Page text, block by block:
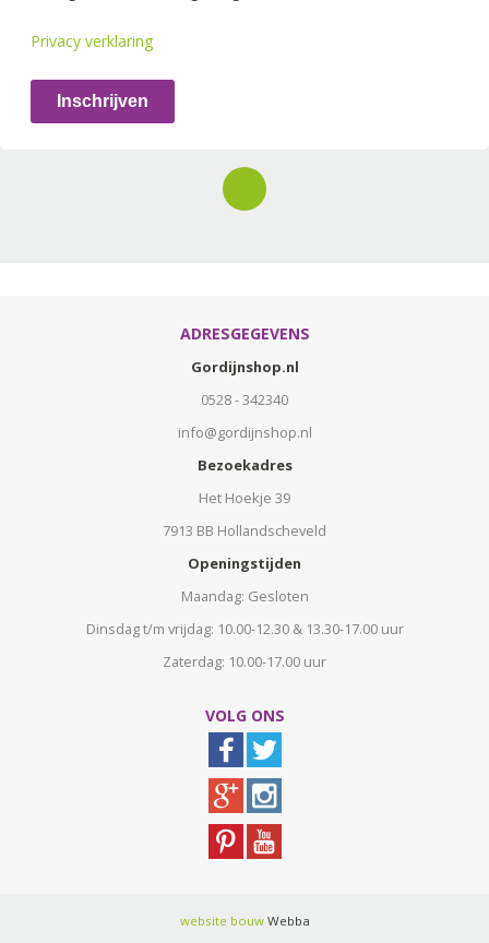
Privacy verklaring
Inschrijven
ADRESGEGEVENS
Gordijnshop.nl
0528 - 342340
info@gordijnshop.nl
Bezoekadres
Het Hoekje 39
7913 BB Hollandscheveld
Openingstijden
Maandag: Gesloten
Dinsdag t/m vrijdag: 10.00-12.30 & 13.30-17.00 uur
Zaterdag: 10.00-17.00 uur
VOLG ONS
website bouwWebba